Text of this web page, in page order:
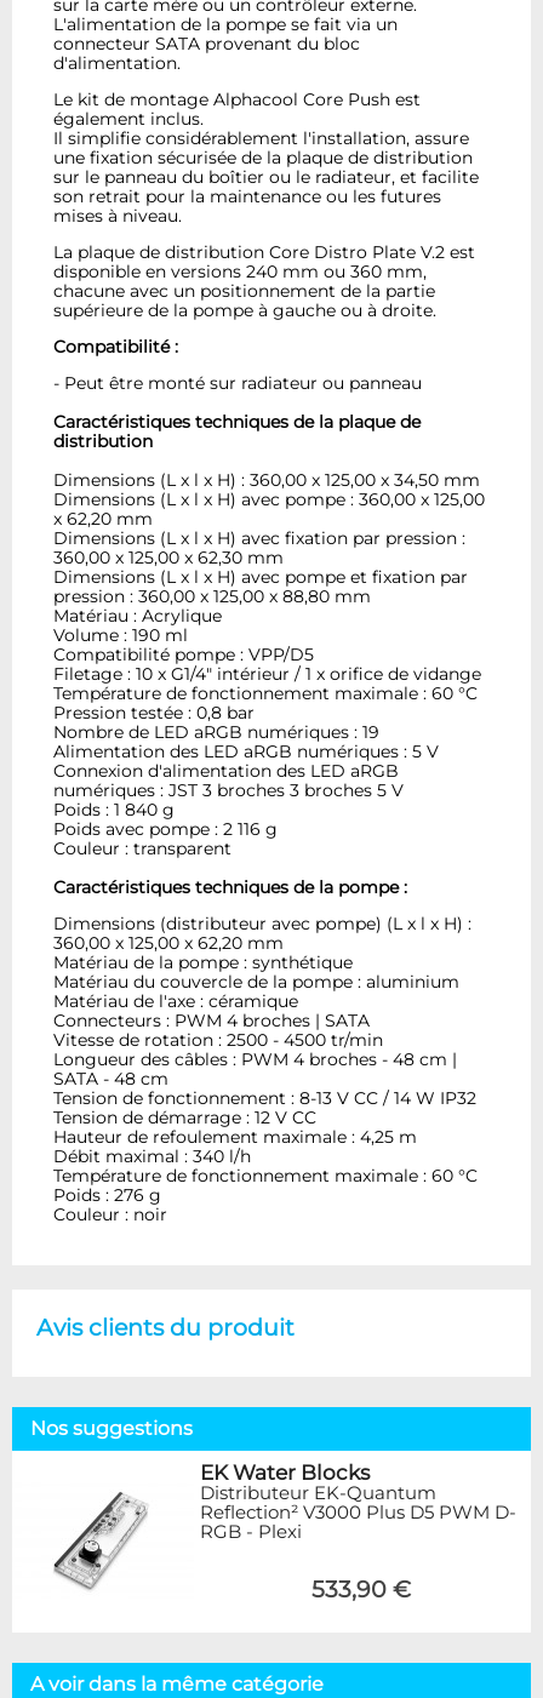
sur la carte mère ou un contrôleur externe.
L'alimentation de la pompe se fait via un
connecteur SATA provenant du bloc
d'alimentation.
Le kit de montage Alphacool Core Push est
également inclus.
Il simplifie considérablement l'installation, assure
une fixation sécurisée de la plaque de distribution
sur le panneau du boîtier ou le radiateur, et facilite
son retrait pour la maintenance ou les futures
mises à niveau.
La plaque de distribution Core Distro Plate V.2 est
disponible en versions 240 mm ou 360 mm,
chacune avec un positionnement de la partie
supérieure de la pompe à gauche ou à droite.
Compatibilité :
- Peut être monté sur radiateur ou panneau
Caractéristiques techniques de la plaque de
distribution
Dimensions (L x l x H) : 360,00 x 125,00 x 34,50 mm
Dimensions (L x l x H) avec pompe : 360,00 x 125,00
x 62,20 mm
Dimensions (L x l x H) avec fixation par pression :
360,00 x 125,00 x 62,30 mm
Dimensions (L x l x H) avec pompe et fixation par
pression : 360,00 x 125,00 x 88,80 mm
Matériau : Acrylique
Volume : 190 ml
Compatibilité pompe : VPP/D5
Filetage : 10 x G1/4" intérieur / 1 x orifice de vidange
Température de fonctionnement maximale : 60 °C
Pression testée : 0,8 bar
Nombre de LED aRGB numériques : 19
Alimentation des LED aRGB numériques : 5 V
Connexion d'alimentation des LED aRGB
numériques : JST 3 broches 3 broches 5 V
Poids : 1 840 g
Poids avec pompe : 2 116 g
Couleur : transparent
Caractéristiques techniques de la pompe :
Dimensions (distributeur avec pompe) (L x l x H) :
360,00 x 125,00 x 62,20 mm
Matériau de la pompe : synthétique
Matériau du couvercle de la pompe : aluminium
Matériau de l'axe : céramique
Connecteurs : PWM 4 broches | SATA
Vitesse de rotation : 2500 - 4500 tr/min
Longueur des câbles : PWM 4 broches - 48 cm |
SATA - 48 cm
Tension de fonctionnement : 8-13 V CC / 14 W IP32
Tension de démarrage : 12 V CC
Hauteur de refoulement maximale : 4,25 m
Débit maximal : 340 l/h
Température de fonctionnement maximale : 60 °C
Poids : 276 g
Couleur : noir
Avis clients du produit
Nos suggestions
EK Water Blocks
Distributeur EK-Quantum
Reflection² V3000 Plus D5 PWM D-
RGB - Plexi
533,90 €
A voir dans la même catégorie